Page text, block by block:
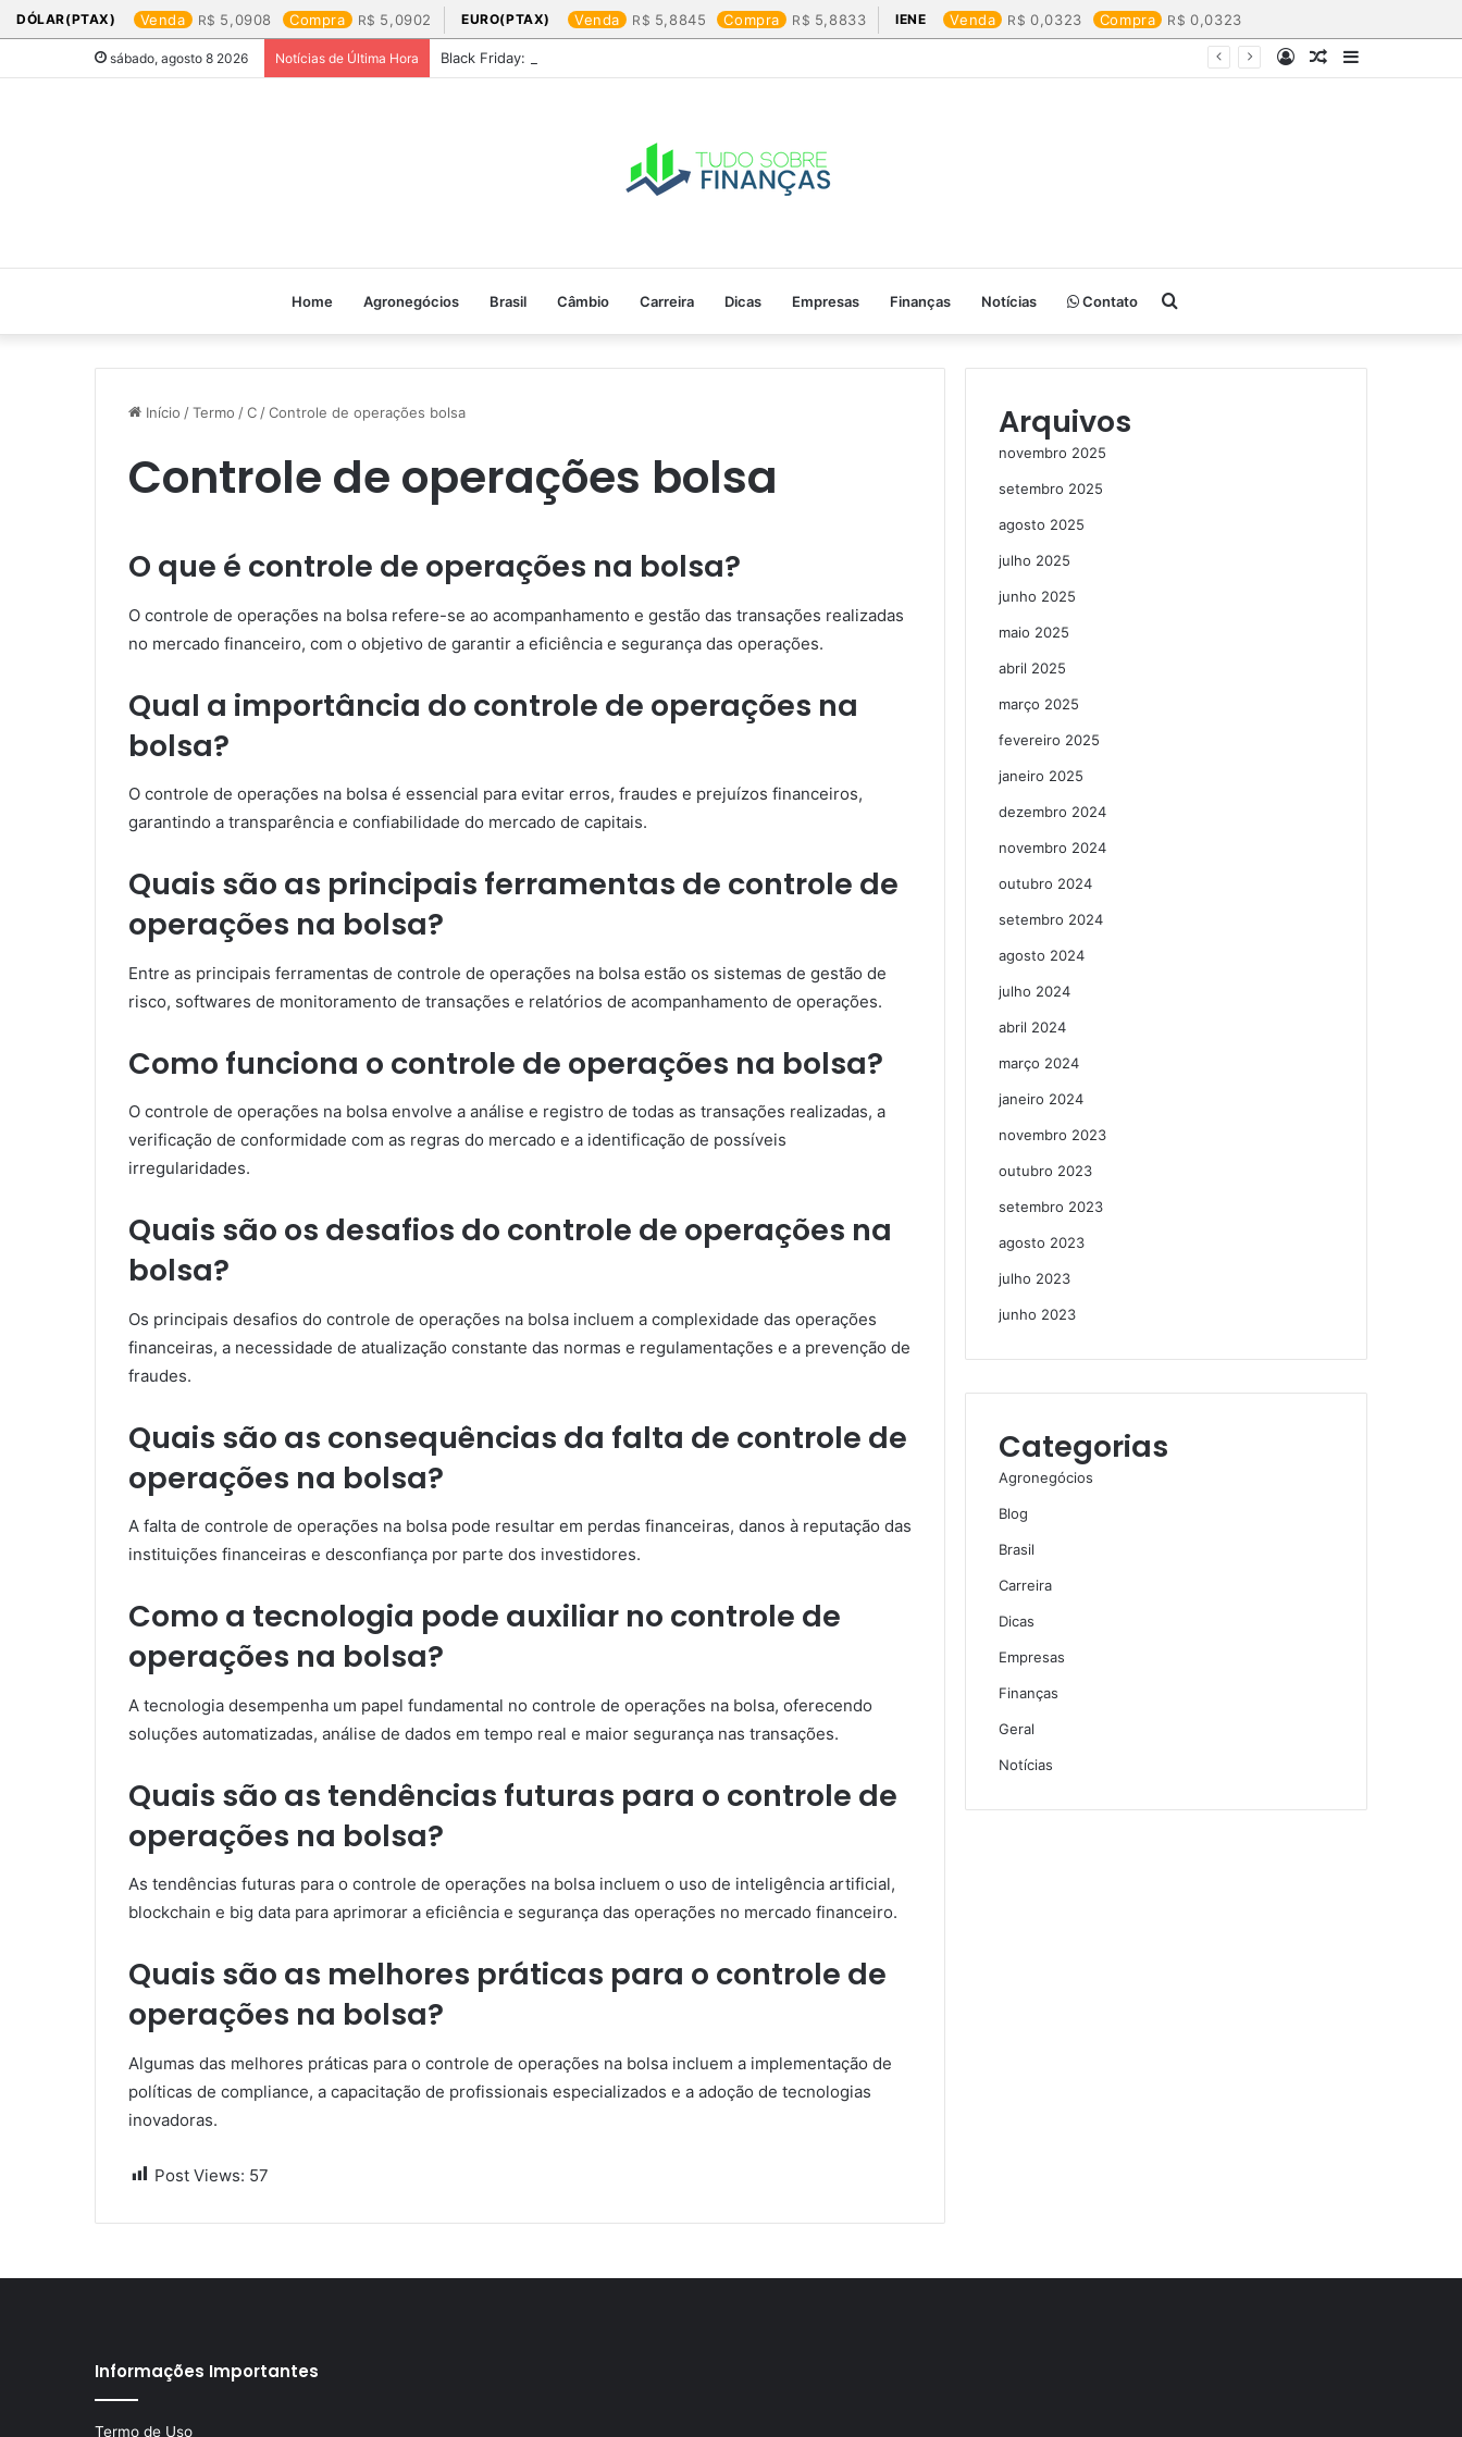
DÓLAR(PTAX) Venda 5,0908 Compra 5,0902 EURO(PTAX) Venda 5,8845 Compra 5,8833 IENE Venda 0,0323 Compra 0,0323
sábado, agosto 8 2026 Notícias de Última Hora Black Friday: os produtos que mais valem a pena
Barra
Artigo
Entrar
Home Agronegócios Brasil Câmbio Carreira Dicas Empresas Finanças Notícias Contato Procurar
por
Início /Termo /C /Controle de operações bolsa
Controle de operações bolsa
O que é controle de operações na bolsa?
O controle de operações na bolsa refere-se ao acompanhamento e gestão das transações realizadas
no mercado financeiro, com o objetivo de garantir a eficiência e segurança das operações.
Qual a importância do controle de operações na
bolsa?
O controle de operações na bolsa é essencial para evitar erros, fraudes e prejuízos financeiros,
garantindo a transparência e confiabilidade do mercado de capitais.
Quais são as principais ferramentas de controle de
operações na bolsa?
Entre as principais ferramentas de controle de operações na bolsa estão os sistemas de gestão de
risco, softwares de monitoramento de transações e relatórios de acompanhamento de operações.
Como funciona o controle de operações na bolsa?
O controle de operações na bolsa envolve a análise e registro de todas as transações realizadas, a
verificação de conformidade com as regras do mercado e a identificação de possíveis
irregularidades.
Quais são os desafios do controle de operações na
bolsa?
Os principais desafios do controle de operações na bolsa incluem a complexidade das operações
financeiras, a necessidade de atualização constante das normas e regulamentações e a prevenção de
fraudes.
Quais são as consequências da falta de controle de
operações na bolsa?
A falta de controle de operações na bolsa pode resultar em perdas financeiras, danos à reputação das
instituições financeiras e desconfiança por parte dos investidores.
Como a tecnologia pode auxiliar no controle de
operações na bolsa?
A tecnologia desempenha um papel fundamental no controle de operações na bolsa, oferecendo
soluções automatizadas, análise de dados em tempo real e maior segurança nas transações.
Quais são as tendências futuras para o controle de
operações na bolsa?
As tendências futuras para o controle de operações na bolsa incluem o uso de inteligência artificial,
blockchain e big data para aprimorar a eficiência e segurança das operações no mercado financeiro.
Quais são as melhores práticas para o controle de
operações na bolsa?
Algumas das melhores práticas para o controle de operações na bolsa incluem a implementação de
políticas de compliance, a capacitação de profissionais especializados e a adoção de tecnologias
inovadoras.
Post Views: 57
Arquivos
novembro 2025
setembro 2025
agosto 2025
julho 2025
junho 2025
maio 2025
abril 2025
março 2025
fevereiro 2025
janeiro 2025
dezembro 2024
novembro 2024
outubro 2024
setembro 2024
agosto 2024
julho 2024
abril 2024
março 2024
janeiro 2024
novembro 2023
outubro 2023
setembro 2023
agosto 2023
julho 2023
junho 2023
Categorias
Agronegócios
Blog
Brasil
Carreira
Dicas
Empresas
Finanças
Geral
Notícias
Informações Importantes
Termo de Uso